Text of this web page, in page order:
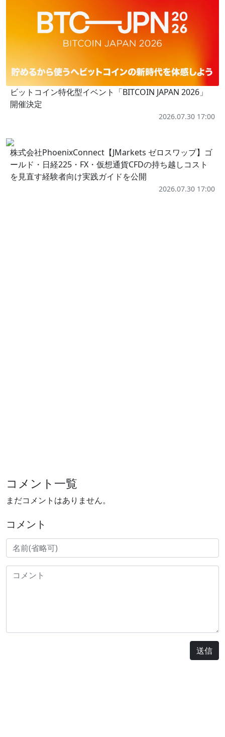
ビットコイン特化型イベント「BITCOIN JAPAN 2026」
開催決定
2026.07.30 17:00
株式会社PhoenixConnect【JMarkets ゼロスワップ】ゴ
ールド・日経225・FX・仮想通貨CFDの持ち越しコスト
を見直す経験者向け実践ガイドを公開
2026.07.30 17:00
コメント一覧
まだコメントはありません。
コメント
送信